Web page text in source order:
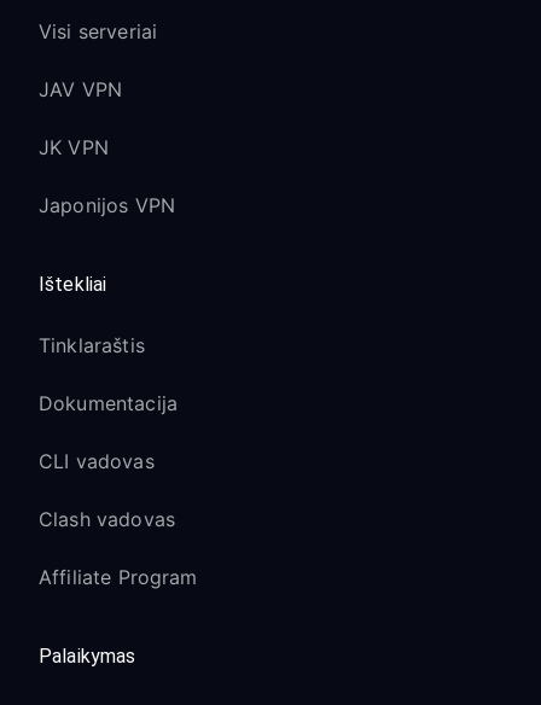
Visi serveriai
JAV VPN
JK VPN
Japonijos VPN
Ištekliai
Tinklaraštis
Dokumentacija
CLI vadovas
Clash vadovas
Affiliate Program
Palaikymas